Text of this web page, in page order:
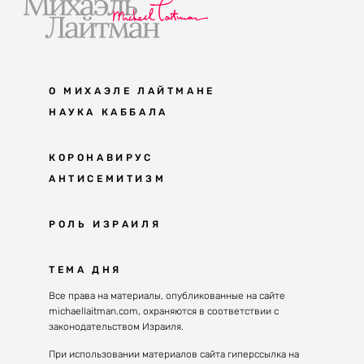
О МИХАЭЛЕ ЛАЙТМАНЕ
НАУКА КАББАЛА
Мудрость каббалы
Каббала сегодня
Великие каббалисты
Духовные состояния
Конгрессы каббалы
Каббалистическая музыка
КОРОНАВИРУС
АНТИСЕМИТИЗМ
Антисемитизм в современном мире
Решение
РОЛЬ ИЗРАИЛЯ
Почему евреи
Израиль сегодня
ТЕМА ДНЯ
Все права на материалы, опубликованные на сайте
michaellaitman.com, охраняются в соответствии с
законодательством Израиля.
При использовании материалов сайта гиперссылка на